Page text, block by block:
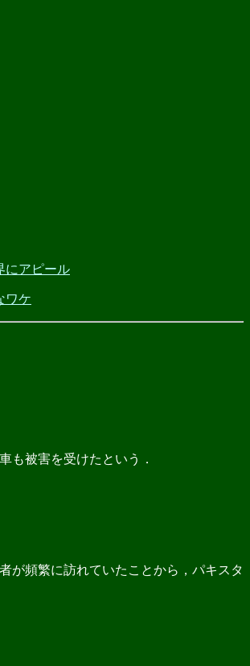
にアピール
ワケ
も被害を受けたという．
が頻繁に訪れていたことから，パキスタ